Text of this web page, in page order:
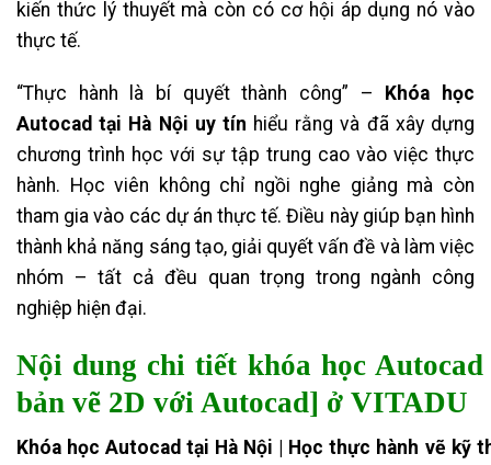
kiến thức lý thuyết mà còn có cơ hội áp dụng nó vào
thực tế.
“Thực hành là bí quyết thành công” –
Khóa học
Autocad tại Hà Nội uy tín hiểu rằng và đã xây dựng
chương trình học với sự tập trung cao vào việc thực
hành. Học viên không chỉ ngồi nghe giảng mà còn
tham gia vào các dự án thực tế. Điều này giúp bạn hình
thành khả năng sáng tạo, giải quyết vấn đề và làm việc
nhóm – tất cả đều quan trọng trong ngành công
nghiệp hiện đại.
Nội dung chi tiết khóa học
bản vẽ 2D với Autocad] ở VITADU
Khóa học Autocad tại Hà Nội | Học thực hành vẽ kỹ